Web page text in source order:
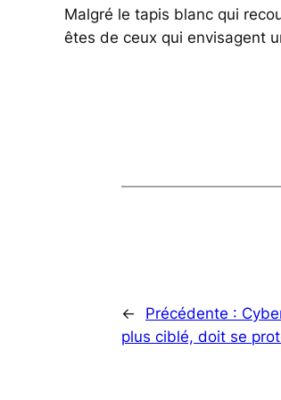
Malgré le tapis blanc qui
êtes de ceux qui envisagent
← Précédente :
plus ciblé, doit se